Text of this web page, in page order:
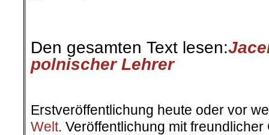
Den gesamten Text lesen:
polnischer Lehrer
Erstveröffentlichung heute oder vor
Welt. Veröffentlichung mit